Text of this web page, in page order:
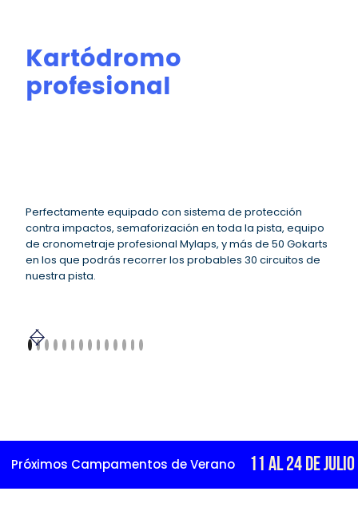
Kartódromo
profesional
Perfectamente equipado con sistema de protección
contra impactos, semaforización en toda la pista, equipo
de cronometraje profesional Mylaps, y más de 50 Gokarts
en los que podrás recorrer los probables 30 circuitos de
nuestra pista.
Campamentos de Verano 11 al 24 de julio de